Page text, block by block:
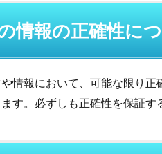
情報の正確性に
情報において、可能な限り
す。必ずしも正確性を保証